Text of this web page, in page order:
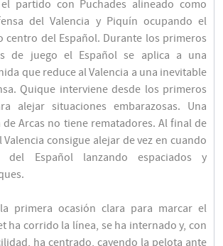
el partido con Puchades alineado como
del Valencia y Piquín ocupando el
centro del Español. Durante los primeros
de juego el Español se aplica a una
que reduce al Valencia a una inevitable
Quique interviene desde los primeros
alejar situaciones embarazosas. Una
Arcas no tiene rematadores. Al final de
consigue alejar de vez en cuando
del Español lanzando espaciados y
primera ocasión clara para marcar el
ha corrido la línea, se ha internado y, con
ha centrado, cayendo la pelota ante